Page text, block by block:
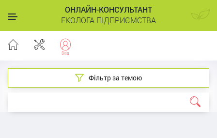
ОНЛАЙН-КОНСУЛЬТАНТ
ЕКОЛОГА ПІДПРИЄМСТВА
Фільтр за темою